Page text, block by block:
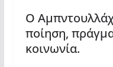
Ο
ποίηση,
κοινωνία.